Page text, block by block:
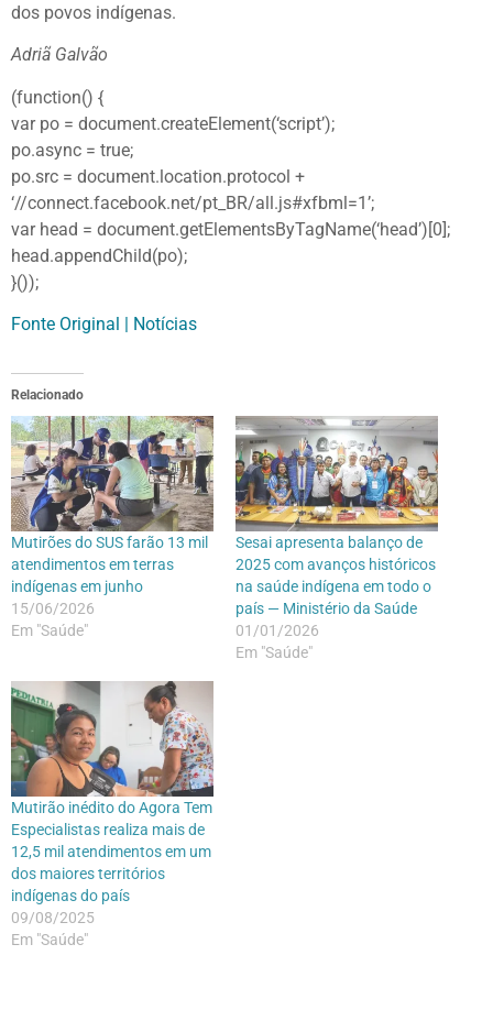
dos povos indígenas.
Adriã Galvão
(function() {
var po = document.createElement(‘script’);
po.async = true;
po.src = document.location.protocol +
‘//connect.facebook.net/pt_BR/all.js#xfbml=1’;
var head = document.getElementsByTagName(‘head’)[0];
head.appendChild(po);
}());
Fonte Original | Notícias
Relacionado
Mutirões do SUS farão 13 mil
atendimentos em terras
indígenas em junho
15/06/2026
Em "Saúde"
Sesai apresenta balanço de
2025 com avanços históricos
na saúde indígena em todo o
país — Ministério da Saúde
01/01/2026
Em "Saúde"
Mutirão inédito do Agora Tem
Especialistas realiza mais de
12,5 mil atendimentos em um
dos maiores territórios
indígenas do país
09/08/2025
Em "Saúde"